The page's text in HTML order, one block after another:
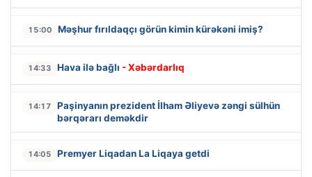
15:00 Məşhur fırıldaqçı görün kimin kürəkəni imiş?
14:33 Hava ilə bağlı - Xəbərdarlıq
14:17
Paşinyanın prezident İlham Əliyevə zəngi sülhün
bərqərarı deməkdir
14:05 Premyer Liqadan La Liqaya getdi